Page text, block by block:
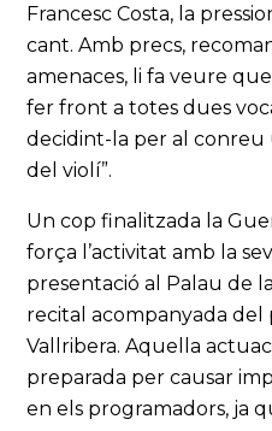
Francesc Costa, la
cant. Amb precs,
amenaces, li fa veure
fer front a totes dues
decidint-la per al conreu
del violí”.
Un cop finalitzada la
força l’activitat amb la
presentació al Palau de
recital acompanyada del
Vallribera. Aquella
preparada per causar
en els programadors, ja